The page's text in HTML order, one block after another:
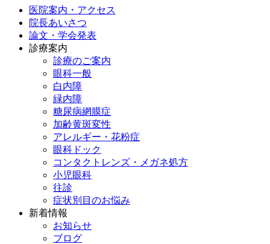
医院案内・アクセス
院長あいさつ
論文・学会発表
診療案内
診療のご案内
眼科一般
白内障
緑内障
糖尿病網膜症
加齢黄斑変性
アレルギー・花粉症
眼科ドック
コンタクトレンズ・メガネ処方
小児眼科
往診
症状別目のお悩み
新着情報
お知らせ
ブログ